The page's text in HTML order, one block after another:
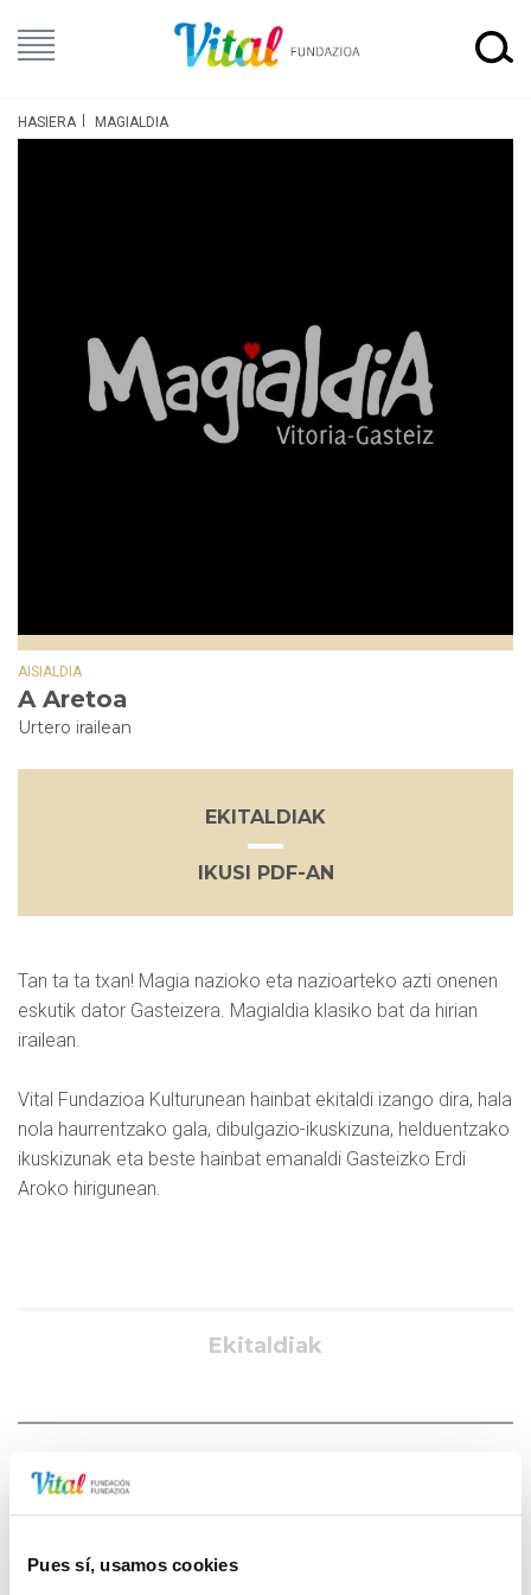
Pues sí, usamos cookies
HASIERA MAGIALDIA
AISIALDIA
A Aretoa
Urtero irailean
EKITALDIAK
IKUSI PDF-AN
Tan ta ta txan! Magia nazioko eta nazioarteko azti onenen
eskutik dator Gasteizera. Magialdia klasiko bat da hirian
irailean.
Vital Fundazioa Kulturunean hainbat ekitaldi izango dira, hala
nola haurrentzako gala, dibulgazio-ikuskizuna, helduentzako
ikuskizunak eta beste hainbat emanaldi Gasteizko Erdi
Aroko hirigunean.
Ekitaldiak
20
Magialdia - Woody Aragón
2025EKO IRAILAREN 20A